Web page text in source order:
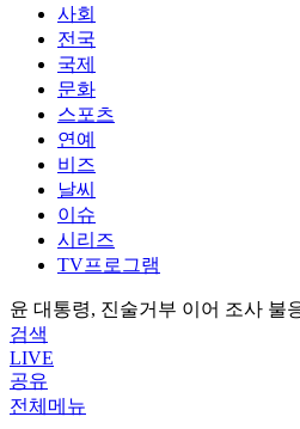
사회
전국
국제
문화
스포츠
연예
비즈
날씨
이슈
시리즈
TV프로그램
윤 대통령, 진술거부 이어 조사 불
검색
LIVE
공유
전체메뉴